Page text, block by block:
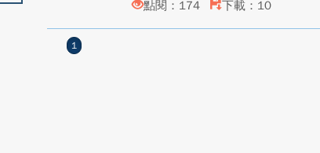
點閱：174
下載：10
1